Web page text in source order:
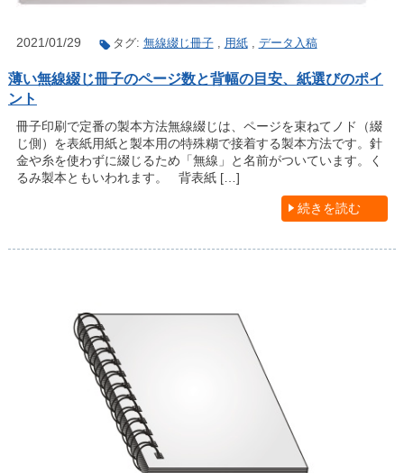
2021/01/29 タグ: 無線綴じ冊子, 用紙, データ入稿
薄い無線綴じ冊子のページ数と背幅の目安、紙選びのポイ
ント
冊子印刷で定番の製本方法無線綴じは、ページを束ねてノド（綴
じ側）を表紙用紙と製本用の特殊糊で接着する製本方法です。針
金や糸を使わずに綴じるため「無線」と名前がついています。く
るみ製本ともいわれます。 背表紙 […]
続きを読む